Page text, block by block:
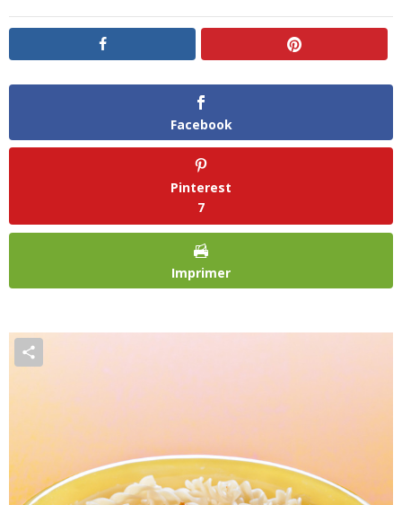
Facebook
Pinterest
7
Imprimer